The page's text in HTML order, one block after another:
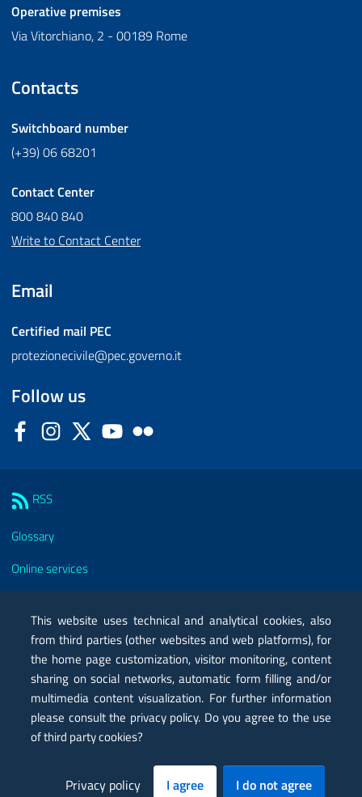
Operative premises
Via Vitorchiano, 2 - 00189 Rome
Contacts
Switchboard number
(+39) 06 68201
Contact Center
800 840 840
Write to Contact Center
Email
Certified mail PEC
protezionecivile@pec.governo.it
Follow us
FacebookInstagram
Twitter YouTube
RSS
Glossary
Online services
Certified mail PEC
Privacy
Legal notes
Contacts
This website uses technical and analytical cookies, also
from third parties (other websites and web platforms), for
the home page customization, visitor monitoring, content
sharing on social networks, automatic form filling and/or
multimedia content visualization. For further information
please consult the privacy policy. Do you agree to the use
of third party cookies?
Privacy policy I agree I do not agree